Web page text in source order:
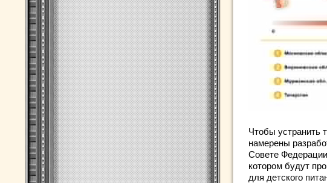
Чтобы устранить
намерены
Совете
котором будут
для детского